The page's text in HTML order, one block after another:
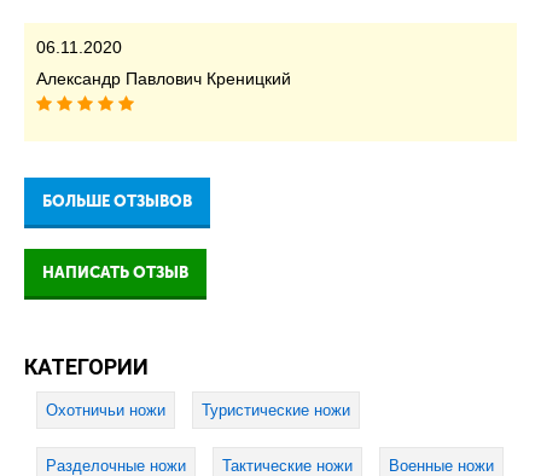
06.11.2020
Александр Павлович Креницкий
БОЛЬШЕ ОТЗЫВОВ
НАПИСАТЬ ОТЗЫВ
КАТЕГОРИИ
Охотничьи ножи Туристические ножи
Разделочные ножи Тактические ножи Военные ножи